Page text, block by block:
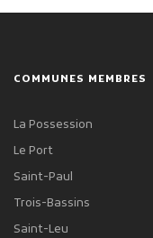
COMMUNES MEMBRES
La Possession
Le Port
Saint-Paul
Trois-Bassins
Saint-Leu